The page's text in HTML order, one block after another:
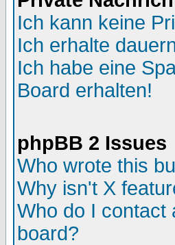
Ich kann keine
Ich erhalte
Ich habe eine
Board erhalten!
phpBB 2 Issues
Who wrote this
Why isn't X
Who do I contact
board?